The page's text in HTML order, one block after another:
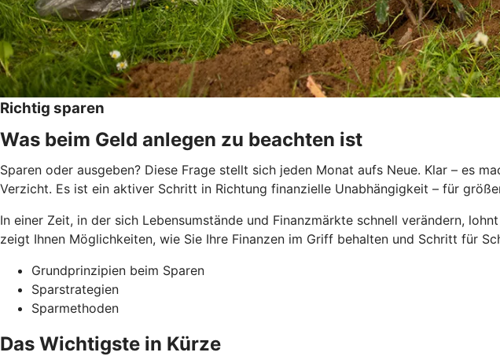
Richtig sparen
Was beim Geld anlegen zu beachten ist
Sparen oder ausgeben? Diese Frage stellt sich jeden Monat aufs Neue. Klar – es
Verzicht. Es ist ein aktiver Schritt in Richtung finanzielle Unabhängigkeit – für
In einer Zeit, in der sich Lebensumstände und Finanzmärkte schnell verändern,
zeigt Ihnen Möglichkeiten, wie Sie Ihre Finanzen im Griff behalten und Schritt für
Grundprinzipien beim Sparen
Sparstrategien
Sparmethoden
Das Wichtigste in Kürze